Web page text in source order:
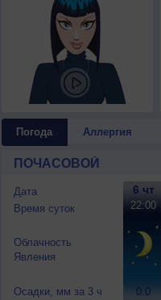
Погода Аллергия
ПОЧАСОВОЙ
Дата
Время суток
Облачность
Явления
Осадки, мм за 3 ч
6 чт
22:00
0.0